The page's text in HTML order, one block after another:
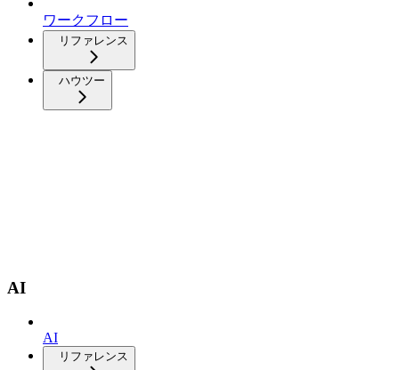
ワークフロー
リファレンス
ハウツー
AI
AI
リファレンス